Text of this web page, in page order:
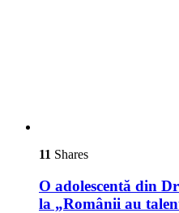
11 Shares
O adolescentă din
la „Românii au